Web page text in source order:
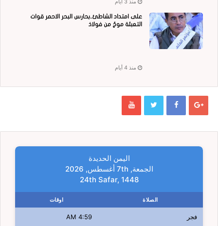
منذ 3 أيام
على امتداد الشاطئ..بحارس البحر الاحمر قوات
التعبئة موجٌ من فولاذ
منذ 4 أيام
اليمن الحديدة
الجمعة, 7th أغسطس, 2026
24th Safar, 1448
الصلاة اوقات
فجر 4:59 AM